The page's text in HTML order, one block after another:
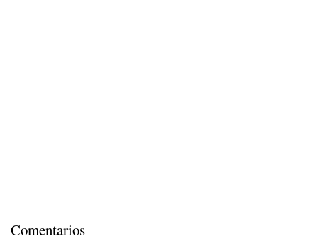
Comentarios